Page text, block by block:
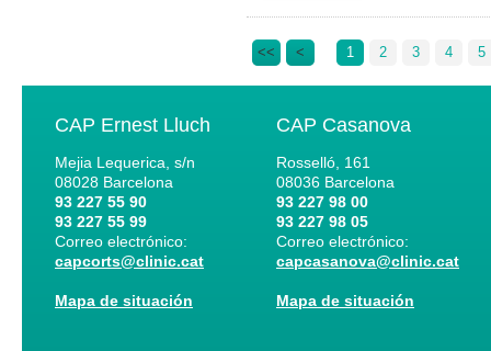
<< < 1 2 3 4 5
CAP Ernest Lluch
Mejia Lequerica, s/n
08028 Barcelona
93 227 55 90
93 227 55 99
Correo electrónico:
capcorts@clinic.cat
Mapa de situación
CAP Casanova
Rosselló, 161
08036 Barcelona
93 227 98 00
93 227 98 05
Correo electrónico:
capcasanova@clinic.cat
Mapa de situación